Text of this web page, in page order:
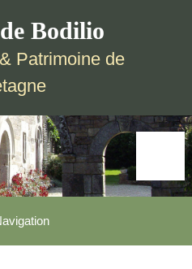
Bodilio
Patrimoine de